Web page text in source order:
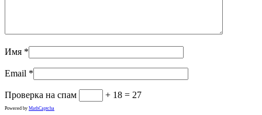
Имя *
Email *
Проверка на спам + 18 = 27
Powered by MathCaptcha